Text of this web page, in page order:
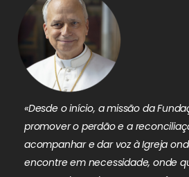
«Desde o início, a missão da
promover o perdão e a
acompanhar e dar voz à Igreja
encontre em necessidade, onde